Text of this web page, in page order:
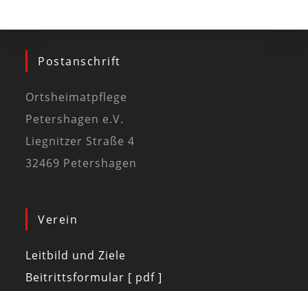
Postanschrift
Ortsheimatpflege
Petershagen e.V.
Liegnitzer Straße 4
32469 Petershagen
Verein
Leitbild und Ziele
Beitrittsformular [ pdf ]